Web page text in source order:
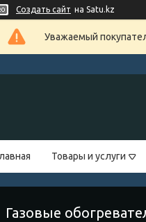
Создать сайт на Satu.kz
Уважаемый
Товары и услуги
Газовые